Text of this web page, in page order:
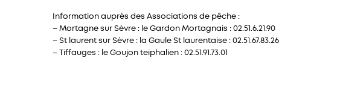
Information auprès des Associations de pêche :
– Mortagne sur Sèvre : le Gardon Mortagnais : 02.51.6.21.90
– St laurent sur Sèvre : la Gaule St laurentaise : 02.51.67.83.26
– Tiffauges : le Goujon teiphalien : 02.51.91.73.01